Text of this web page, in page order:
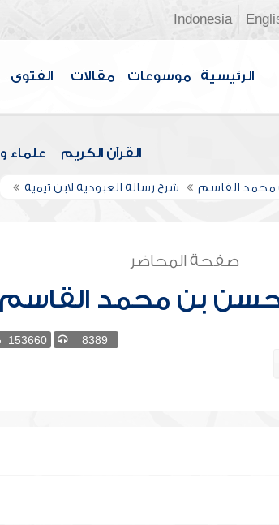
Indonesia
الرئيسية موسوعات مقالات الفتوى
القرآن الكريم علماء
محمد القاسم شرح رسالة العبودية لابن تيمية
صفحة المحاضر
بن محمد القاسم
8389
153660